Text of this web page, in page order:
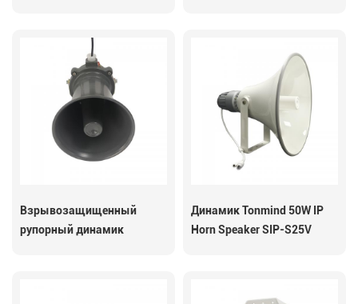
Взрывозащищенный
рупорный динамик
Динамик Tonmind 50W IP
Horn Speaker SIP-S25V